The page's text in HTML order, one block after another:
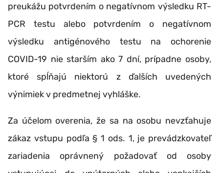
preukážu potvrdením o negatívnom výsledku RT-
PCR testu alebo potvrdením o negatívnom
výsledku antigénového testu na ochorenie
COVID-19 nie starším ako 7 dní, prípadne osoby,
ktoré spĺňajú niektorú z ďalších uvedených
výnimiek v predmetnej vyhláške.
Za účelom overenia, že sa na osobu nevzťahuje
zákaz vstupu podľa § 1 ods. 1, je prevádzkovateľ
zariadenia oprávnený požadovať od osoby